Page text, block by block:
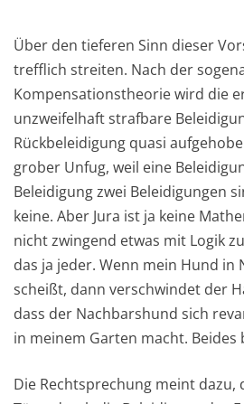
Über den tieferen Sinn dieser
trefflich streiten. Nach der
Kompensationstheorie wird die
unzweifelhaft strafbare
Rückbeleidigung quasi
grober Unfug, weil eine
Beleidigung zwei Beleidigungen
keine. Aber Jura ist ja keine
nicht zwingend etwas mit Logik
das ja jeder. Wenn mein Hund in
scheißt, dann verschwindet der
dass der Nachbarshund sich
in meinem Garten macht. Beides
Die Rechtsprechung meint dazu,